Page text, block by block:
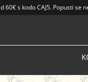
60€ s kodo CAJ5. Popusti se